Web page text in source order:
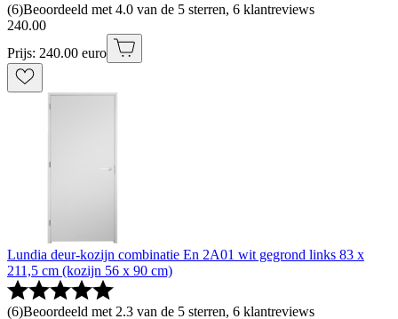
(6)Beoordeeld met 4.0 van de 5 sterren, 6 klantreviews
240.00
Prijs: 240.00 euro
Lundia deur-kozijn combinatie En 2A01 wit gegrond links 83 x
211,5 cm (kozijn 56 x 90 cm)
(6)Beoordeeld met 2.3 van de 5 sterren, 6 klantreviews